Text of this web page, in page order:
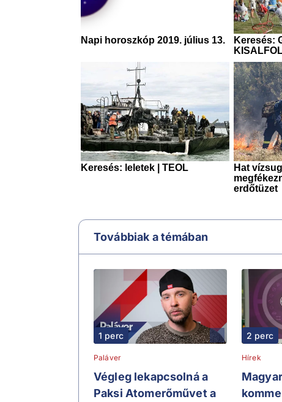
Továbbiak a témában
1 perc
Paláver
Végleg lekapcsolná a
Paksi Atomerőművet a
2 perc
Hírek